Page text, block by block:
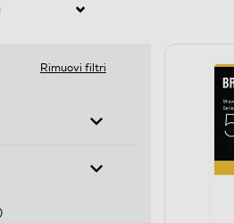
Rimuovi filtri